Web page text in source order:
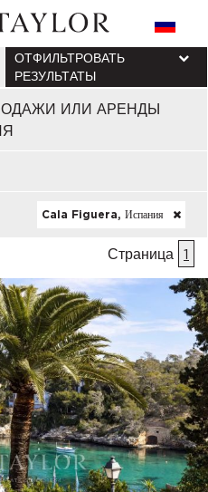
ИЛИ АРЕНДЫ
ОТФИЛЬТРОВАТЬ
РЕЗУЛЬТАТЫ
Cala Figuera, Испания
Страница 1